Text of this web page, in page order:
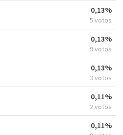
0,13%
5 votos
0,13%
9 votos
0,13%
3 votos
0,11%
2 votos
0,11%